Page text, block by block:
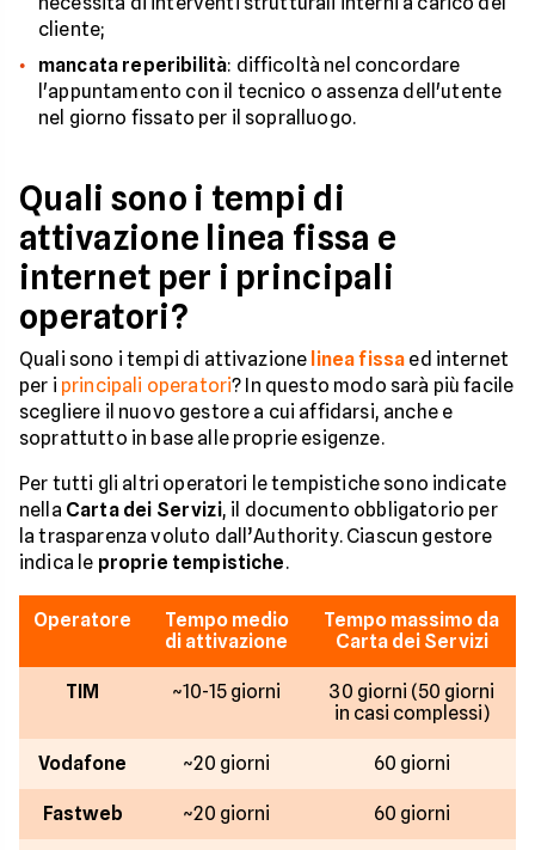
cliente;
mancata reperibilità: difficoltà nel concordare
l'appuntamento con il tecnico o assenza dell'utente
nel giorno fissato per il sopralluogo.
Quali sono i tempi di
attivazione linea fissa e
internet per i principali
operatori?
Quali sono i tempi di attivazione linea fissa ed internet
per i principali operatori? In questo modo sarà più facile
scegliere il nuovo gestore a cui affidarsi, anche e
soprattutto in base alle proprie esigenze.
Per tutti gli altri operatori le tempistiche sono indicate
nella Carta dei Servizi, il documento obbligatorio per
la trasparenza voluto dall’Authority. Ciascun gestore
indica le proprie tempistiche.
Operatore
Tempo medio
di attivazione
Tempo massimo da
Carta dei Servizi
TIM ~10-15 giorni
30 giorni (50 giorni
in casi complessi)
Vodafone ~20 giorni 60 giorni
Fastweb ~20 giorni 60 giorni